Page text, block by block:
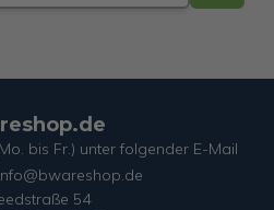
bis Fr.) unter folgender E-Mail
54